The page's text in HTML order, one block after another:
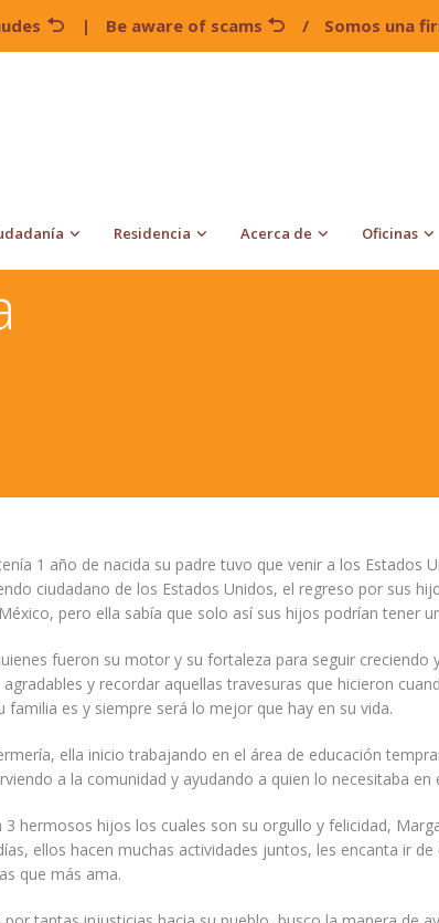
| Be aware of scams / Somos una
Residencia Acerca de Oficinas
Jurídico Margarita Gamboa
1 año de nacida su padre tuvo que venir a los
ciudadano de los Estados Unidos, el regreso por sus
pero ella sabía que solo así sus hijos podrían tener
fueron su motor y su fortaleza para seguir
y recordar aquellas travesuras que hicieron
es y siempre será lo mejor que hay en su vida.
ella inicio trabajando en el área de educación
a la comunidad y ayudando a quien lo necesitaba
hermosos hijos los cuales son su orgullo y felicidad,
ellos hacen muchas actividades juntos, les encanta ir
que más ama.